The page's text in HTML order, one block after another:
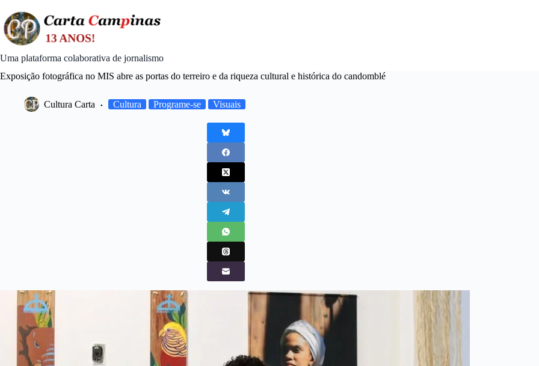
content
Uma plataforma colaborativa de jornalismo
Exposição fotográfica no MIS abre as portas do terreiro e da riqueza cultural e histórica do candomblé
Cultura Carta Cultura Programe-se Visuais